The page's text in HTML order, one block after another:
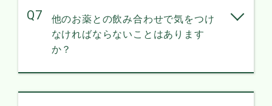
Q7
他のお薬との飲み合わせで気をつけ
なければならないことはあります
か？